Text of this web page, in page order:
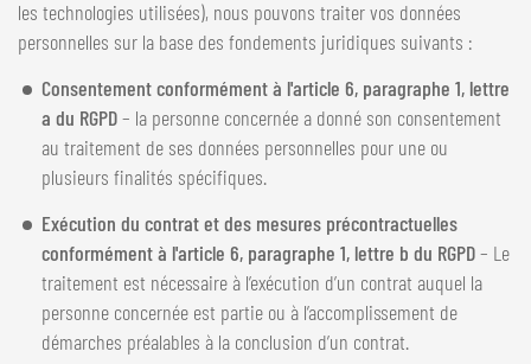
les technologies utilisées), nous pouvons traiter vos données
personnelles sur la base des fondements juridiques suivants :
Consentement conformément à l'article 6, paragraphe 1, lettre
a du RGPD– la personne concernée a donné son consentement
au traitement de ses données personnelles pour une ou
plusieurs finalités spécifiques.
Exécution du contrat et des mesures précontractuelles
conformément à l'article 6, paragraphe 1, lettre b du RGPD– Le
traitement est nécessaire à l’exécution d’un contrat auquel la
personne concernée est partie ou à l’accomplissement de
démarches préalables à la conclusion d’un contrat.